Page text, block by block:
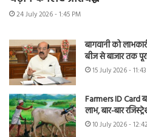
24 July 2026 - 1:45 PM
बागवानी को
बीज से बाजार तक
15 July 2026 -
Farmers ID Card
लाभ, बार-बार
10 July 2026 -